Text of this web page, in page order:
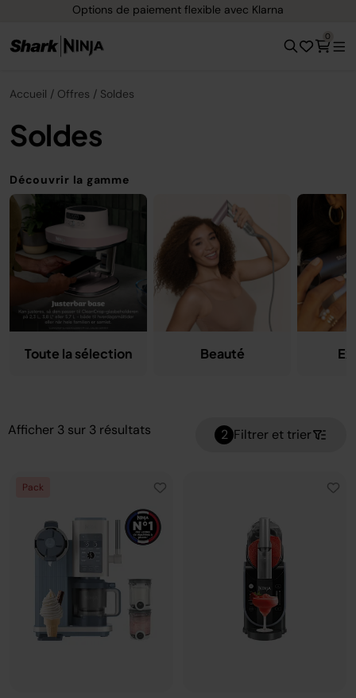
Options de paiement flexible avec Klarna
0
Accueil Offres Soldes
Soldes
Découvrir la gamme
Toute la sélection Beauté
Afficher 3 sur 3 résultats 2 Filtrer et trier
Pack